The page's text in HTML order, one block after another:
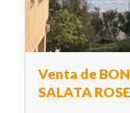
Venta de
SALATA